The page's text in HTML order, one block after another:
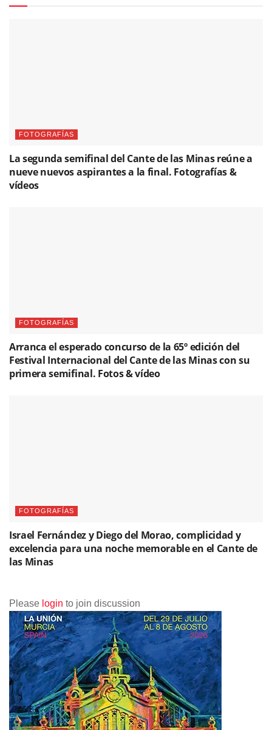
FOTOGRAFÍAS
La segunda semifinal del Cante de las Minas reúne a
nueve nuevos aspirantes a la final. Fotografías &
vídeos
FOTOGRAFÍAS
Arranca el esperado concurso de la 65º edición del
Festival Internacional del Cante de las Minas con su
primera semifinal. Fotos & vídeo
FOTOGRAFÍAS
Israel Fernández y Diego del Morao, complicidad y
excelencia para una noche memorable en el Cante de
las Minas
Please login to join discussion